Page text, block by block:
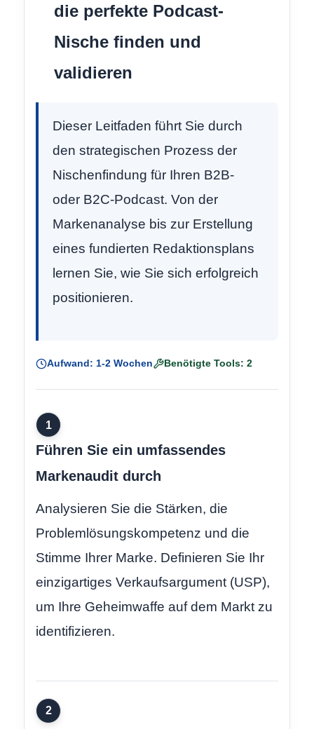
die perfekte Podcast-
Nische finden und
validieren
Dieser Leitfaden führt Sie durch
den strategischen Prozess der
Nischenfindung für Ihren B2B-
oder B2C-Podcast. Von der
Markenanalyse bis zur Erstellung
eines fundierten Redaktionsplans
lernen Sie, wie Sie sich erfolgreich
positionieren.
Aufwand: 1-2 Wochen Benötigte Tools: 2
1
Führen Sie ein umfassendes
Markenaudit durch
Analysieren Sie die Stärken, die
Problemlösungskompetenz und die
Stimme Ihrer Marke. Definieren Sie Ihr
einzigartiges Verkaufsargument (USP),
um Ihre Geheimwaffe auf dem Markt zu
identifizieren.
2